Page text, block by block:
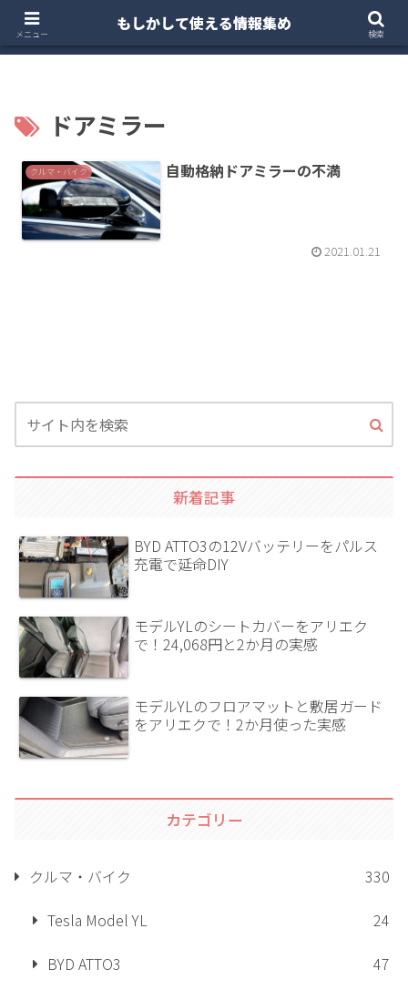
ホーム 注文住宅
ドアミラー
クルマ・バイク 自動格納ドアミラーの不満
2021.01.21
新着記事
BYD ATTO3の12Vバッテリーをパルス
充電で延命DIY
モデルYLのシートカバーをアリエク
で！24,068円と2か月の実感
モデルYLのフロアマットと敷居ガード
をアリエクで！2か月使った実感
カテゴリー
クルマ・バイク
330
Tesla Model YL
24
BYD ATTO3
47
メニュー
もしかして使える情報集め
検索